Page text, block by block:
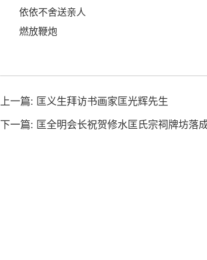
依依不舍送亲人
燃放鞭炮
上一篇: 匡义生拜访书画家匡光辉先生
下一篇: 匡全明会长祝贺修水匡氏宗祠牌坊落